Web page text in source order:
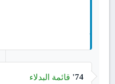
74' قائمة البدلاء